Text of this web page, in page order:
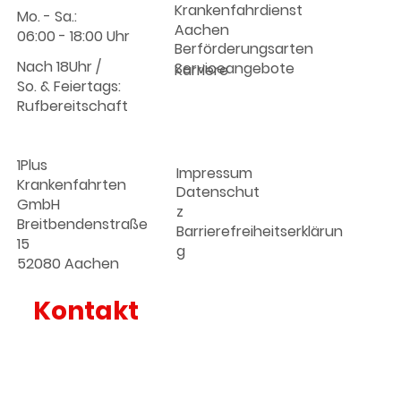
Strahlentherapie in Aachen und
deutschlandweit – jetzt Fahrt anfragen!
Kontakt
Mo. - Sa.:
06:00 - 18:00 Uhr
Nach 18Uhr /
So. & Feiertags:
Rufbereitschaft
1Plus
Krankenfahrten
GmbH
Breitbendenstraße
15
52080 Aachen
Krankenfahrdienst
Aachen
Berförderungsarten
Serviceangebote
Karriere
Impressum
Datenschut
z
Barrierefreiheitserklärun
g